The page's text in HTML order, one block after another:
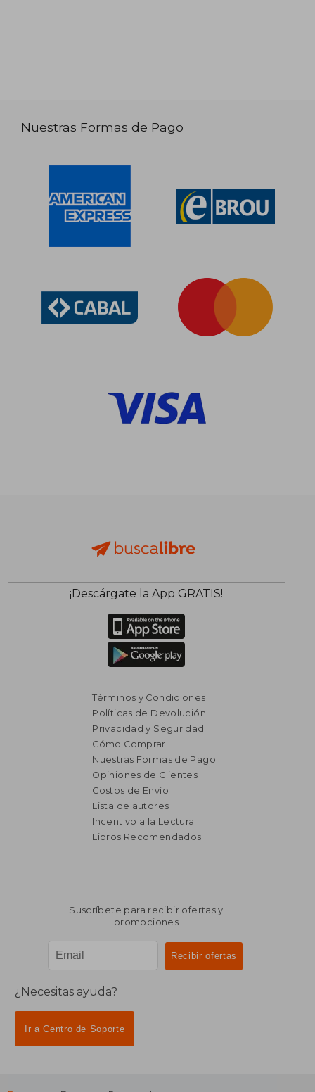
Nuestras Formas de Pago
¡Descárgate la App GRATIS!
Términos y Condiciones
Políticas de Devolución
Privacidad y Seguridad
Cómo Comprar
Nuestras Formas de Pago
Opiniones de Clientes
Costos de Envío
Lista de autores
Incentivo a la Lectura
Libros Recomendados
Suscríbete para recibir ofertas y
promociones
¿Necesitas ayuda?
Ir a Centro de Soporte